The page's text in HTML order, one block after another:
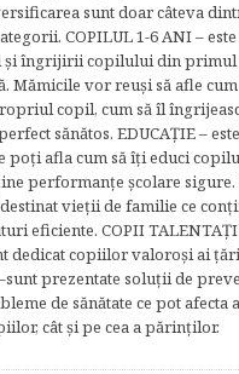
sunt doar câteva
COPILUL 1-6 ANI –
şi îngrijirii copilului din primul
Mămicile vor reuşi să afle
copil, cum să îl
sănătos. EDUCAŢIE –
poţi afla cum să îţi educi
performanţe şcolare sigure.
vieţii de familie ce
eficiente. COPII TALENTAŢI
dedicat copiilor valoroși ai
prezentate soluţii de
de sănătate ce pot afecta
cât şi pe cea a părinţilor.